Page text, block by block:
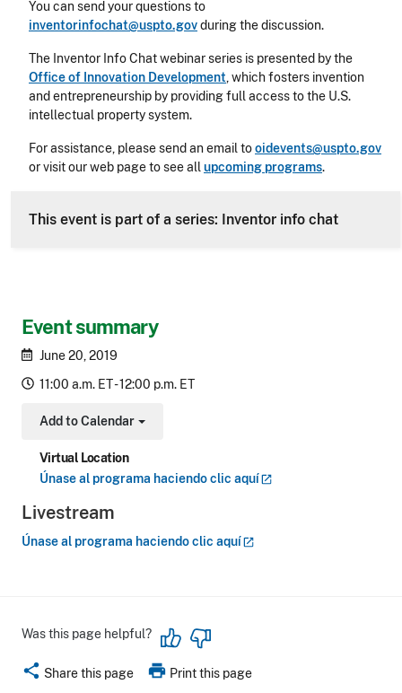
Event summary
June 20, 2019
11:00 a.m. ET - 12:00 p.m. ET
Add to Calendar
Toggle Dropdown
Virtual Location
Únase al programa haciendo clic aquí
Livestream
Únase al programa haciendo clic aquí
You can send your questions to
inventorinfochat@uspto.govduring the discussion.
The Inventor Info Chat webinar series is presented by the
Office of Innovation Development, which fosters invention
and entrepreneurship by providing full access to the U.S.
intellectual property system.
For assistance, please send an email tooidevents@uspto.gov
or visit our web page to see allupcoming programs.
This event is part of a series: Inventor info chat
Was this page helpful?
share Share this page print Print this page